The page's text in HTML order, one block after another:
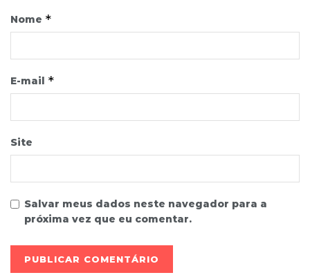
Nome *
E-mail *
Site
Salvar meus dados neste navegador para a
próxima vez que eu comentar.